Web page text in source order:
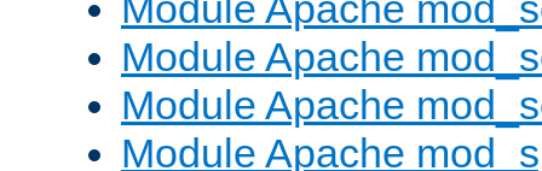
Module Apache
Module Apache
Module Apache